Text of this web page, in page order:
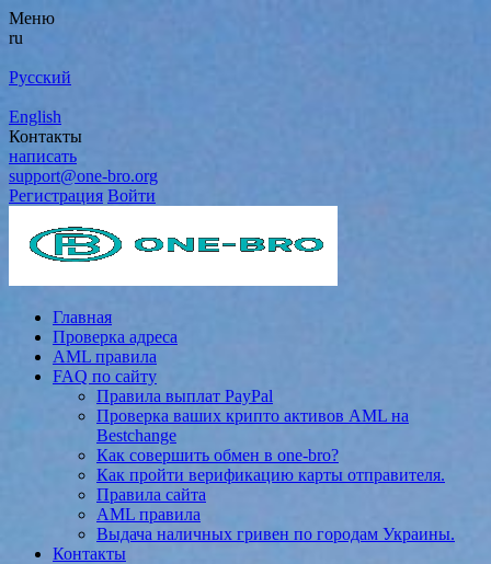
Меню
ru
Русский
English
Контакты
написать
support@one-bro.org
Регистрация Войти
Главная
Проверка адреса
AML правила
FAQ по сайту
Правила выплат PayPal
Проверка ваших крипто активов AML на
Bestchange
Как совершить обмен в one-bro?
Как пройти верификацию карты отправителя.
Правила сайта
AML правила
Выдача наличных гривен по городам Украины.
Контакты